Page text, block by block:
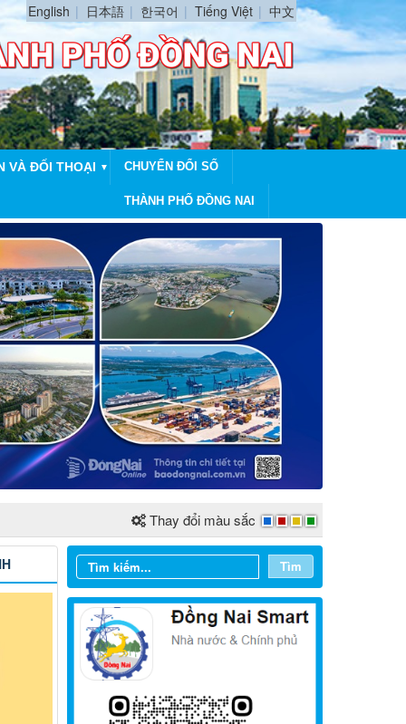
English 日本語 한국어 Tiếng Việt 中文
VÀ ĐỐI THOẠI ▼ CHUYỂN ĐỔI SỐ
THÀNH PHỐ ĐỒNG NAI
Thay đổi màu sắc
Tìm